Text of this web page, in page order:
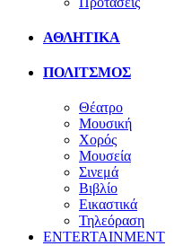
ΑΘΛΗΤΙΚΑ
ΠΟΛΙΤΣΜΟΣ
Θέατρο
Μουσική
Χορός
Μουσεία
Σινεμά
Βιβλίο
Εικαστικά
Τηλεόραση
ENTERTAINMENT